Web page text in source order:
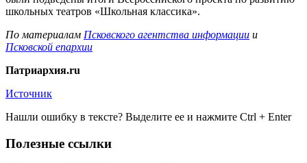
школьных театров «Школьная классика».
По материалам Псковского агентства информации и
Псковской епархии
Патриархия.ru
Источник
Нашли ошибку в тексте? Выделите ее и нажмите Ctrl + Enter
Полезные ссылки